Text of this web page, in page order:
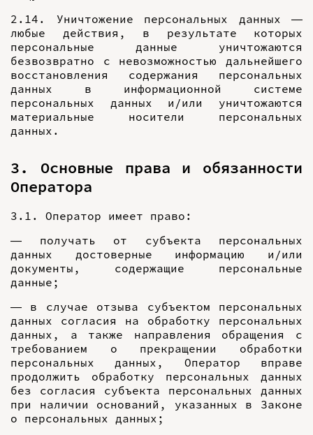
2.14. Уничтожение персональных данных —
любые действия, в результате которых
персональные данные уничтожаются
безвозвратно с невозможностью дальнейшего
восстановления содержания персональных
данных в информационной системе
персональных данных и/или уничтожаются
материальные носители персональных
данных.
3. Основные права и обязанности
Оператора
3.1. Оператор имеет право:
— получать от субъекта персональных
данных достоверные информацию и/или
документы, содержащие персональные
данные;
— в случае отзыва субъектом персональных
данных согласия на обработку персональных
данных, а также направления обращения с
требованием о прекращении обработки
персональных данных, Оператор вправе
продолжить обработку персональных данных
без согласия субъекта персональных данных
при наличии оснований, указанных в Законе
о персональных данных;